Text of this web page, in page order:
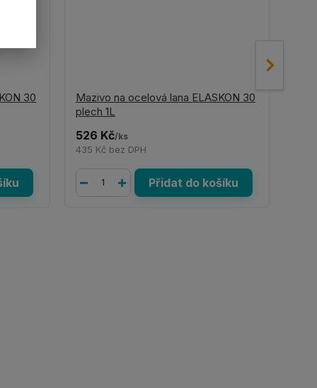
30
Mazivo na ocelová lana ELASKON 30
plech 1L
526 Kč/ks
435 Kč bez DPH
Přidat do košíku